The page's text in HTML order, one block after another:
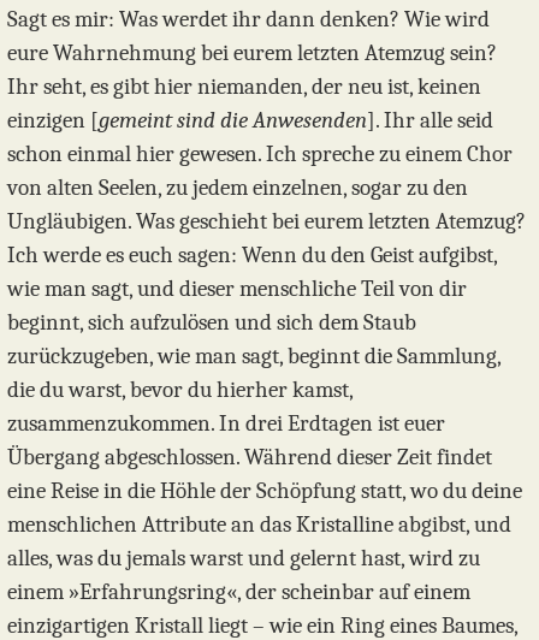
Sagt es mir: Was werdet ihr dann denken? Wie wird
eure Wahrnehmung bei eurem letzten Atemzug sein?
Ihr seht, es gibt hier niemanden, der neu ist, keinen
einzigen [gemeint sind die Anwesenden]. Ihr alle seid
schon einmal hier gewesen. Ich spreche zu einem Chor
von alten Seelen, zu jedem einzelnen, sogar zu den
Ungläubigen. Was geschieht bei eurem letzten Atemzug?
Ich werde es euch sagen: Wenn du den Geist aufgibst,
wie man sagt, und dieser menschliche Teil von dir
beginnt, sich aufzulösen und sich dem Staub
zurückzugeben, wie man sagt, beginnt die Sammlung,
die du warst, bevor du hierher kamst,
zusammenzukommen. In drei Erdtagen ist euer
Übergang abgeschlossen. Während dieser Zeit findet
eine Reise in die Höhle der Schöpfung statt, wo du deine
menschlichen Attribute an das Kristalline abgibst, und
alles, was du jemals warst und gelernt hast, wird zu
einem »Erfahrungsring«, der scheinbar auf einem
einzigartigen Kristall liegt – wie ein Ring eines Baumes,